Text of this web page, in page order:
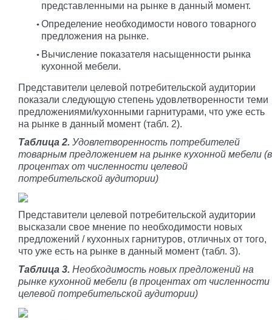
представленными на рынке в данный момент.
Определение необходимости нового товарного
предложения на рынке.
Вычисление показателя насыщенности рынка
кухонной мебели.
Представители целевой потребительской аудитории
показали следующую степень удовлетворенности теми
предложениями/кухонными гарнитурами, что уже есть
на рынке в данный момент (табл. 2).
Таблица 2. Удовлетворенность потребителей
товарным предложением на рынке кухонной мебели (в
процентах от численности целевой
потребительской аудитории)
Представители целевой потребительской аудитории
высказали свое мнение по необходимости новых
предложений / кухонных гарнитуров, отличных от того,
что уже есть на рынке в данный момент (табл. 3).
Таблица 3. Необходимость новых предложений на
рынке кухонной мебели (в процентах от численности
целевой потребительской аудитории)